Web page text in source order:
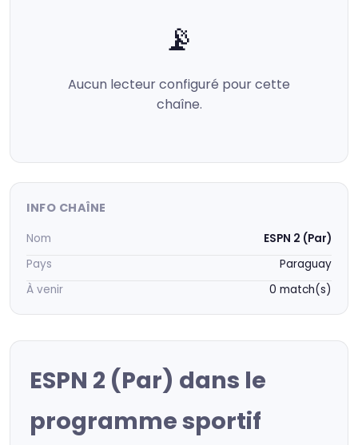
📡
Aucun lecteur configuré pour cette
chaîne.
INFO CHAÎNE
Nom
ESPN 2 (Par)
Pays
Paraguay
À venir
0 match(s)
ESPN 2 (Par) dans le
programme sportif